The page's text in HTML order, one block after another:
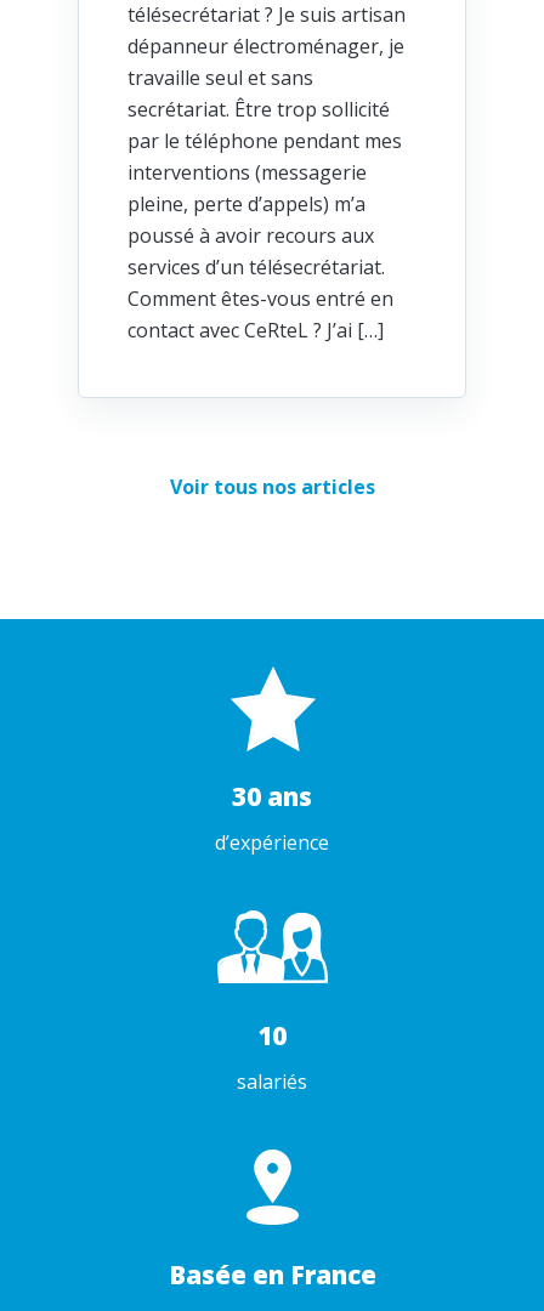
télésecrétariat ? Je suis artisan
dépanneur électroménager, je
travaille seul et sans
secrétariat. Être trop sollicité
par le téléphone pendant mes
interventions (messagerie
pleine, perte d’appels) m’a
poussé à avoir recours aux
services d’un télésecrétariat.
Comment êtes-vous entré en
contact avec CeRteL ? J’ai […]
Voir tous nos articles
30 ans
d’expérience
10
salariés
Basée en France